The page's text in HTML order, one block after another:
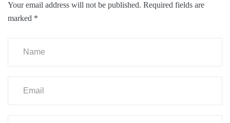
Your email address will not be published. Required fields are
marked *